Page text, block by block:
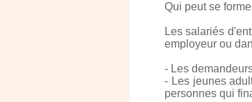
Qui peut se
Les salariés
employeur ou
- Les
- Les jeunes
personnes qui